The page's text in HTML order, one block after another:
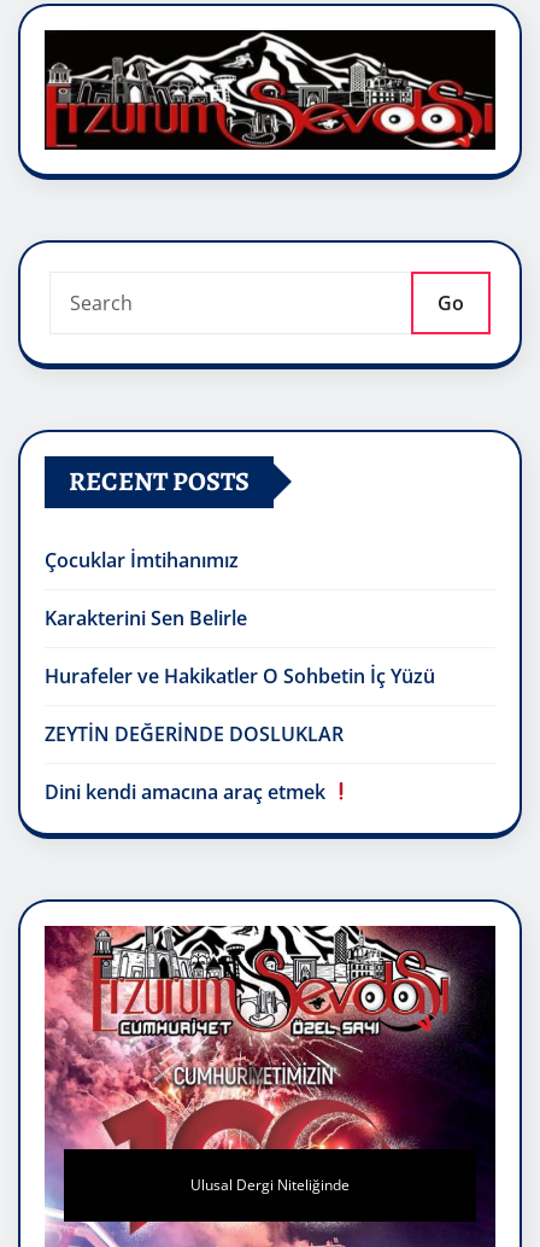
Go
RECENT POSTS
Çocuklar İmtihanımız
Karakterini Sen Belirle
Hurafeler ve Hakikatler O Sohbetin İç Yüzü
ZEYTİN DEĞERİNDE DOSLUKLAR
Dini kendi amacına araç etmek
Ulusal Dergi Niteliğinde